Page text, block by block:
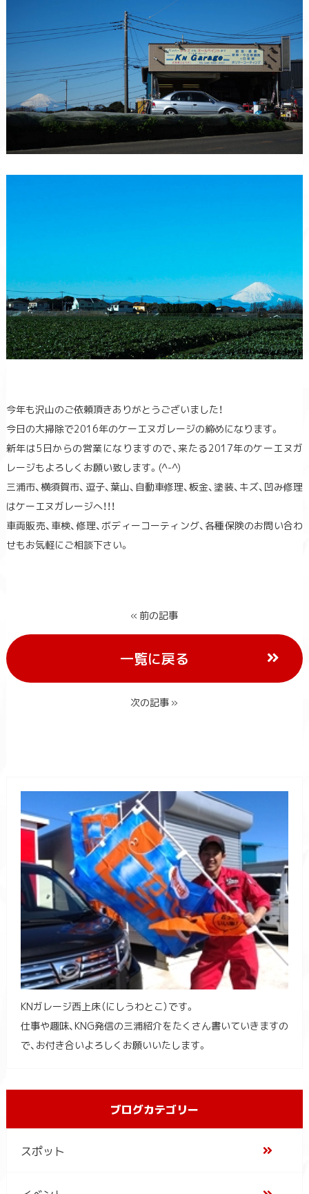
今年も沢山のご依頼頂きありがとうございました！
今日の大掃除で2016年のケーエヌガレージの締めになります。
新年は5日からの営業になりますので、来たる2017年のケーエヌガ
レージもよろしくお願い致します。(^-^)
三浦市、横須賀市、逗子、葉山、自動車修理、板金、塗装、キズ、凹み修理
はケーエヌガレージへ！！！
車両販売、車検、修理、ボディーコーティング、各種保険のお問い合わ
せもお気軽にご相談下さい。
« 前の記事
一覧に戻る
次の記事 »
KNガレージ西上床（にしうわとこ）です。
仕事や趣味、KNG発信の三浦紹介をたくさん書いていきますの
で、お付き合いよろしくお願いいたします。
ブログカテゴリー
スポット